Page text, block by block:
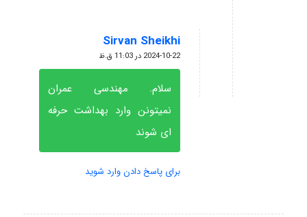
Sirvan Sheikhi
گفته:
2024-10-22 در 11:03 ق.ظ
سلام. مهندسی عمران
نمیتونن وارد بهداشت حرفه
ای شوند
برای پاسخ دادن وارد شوید